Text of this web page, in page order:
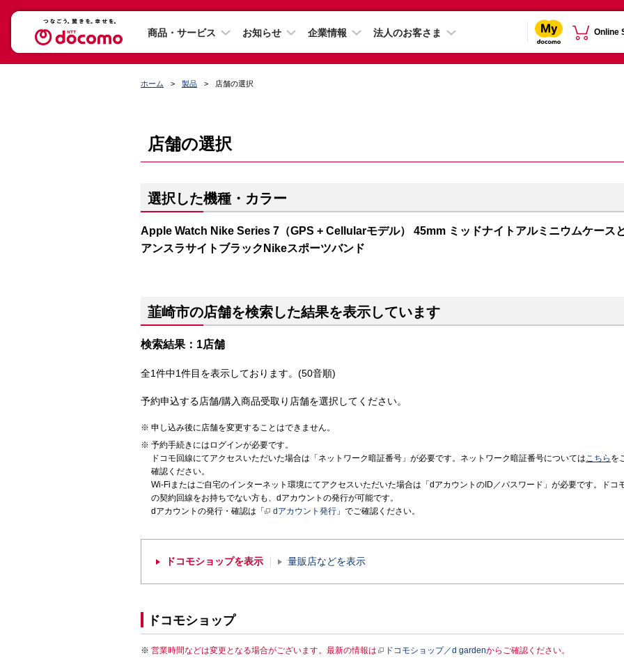
商品・サービス お知らせ 企業情報 法人のお客さま Online
ホーム 製品 店舗の選択
店舗の選択
選択した機種・カラー
Apple Watch Nike Series 7（GPS + Cellularモデル） 45mm ミッドナイトアルミニウムケース
アンスラサイトブラックNikeスポーツバンド
韮崎市の店舗を検索した結果を表示しています
検索結果：1店舗
全1件中1件目を表示しております。(50音順)
予約申込する店舗/購入商品受取り店舗を選択してください。
申し込み後に店舗を変更することはできません。
予約手続きにはログインが必要です。
ドコモ回線にてアクセスいただいた場合は「ネットワーク暗証番号」が必要です。ネットワーク暗証番号についてはこちら を
確認ください。
Wi-Fiまたはご自宅のインターネット環境にてアクセスいただいた場合は「dアカウントのID／パスワード」が必要です。ドコ
の契約回線をお持ちでない方も、dアカウントの発行が可能です。
dアカウントの発行・確認は「
dアカウント発行 」でご確認ください。
ドコモショップを表示 量販店などを表示
ドコモショップ
営業時間などは変更となる場合がございます。最新の情報は ドコモショップ／d gardenからご確認ください。